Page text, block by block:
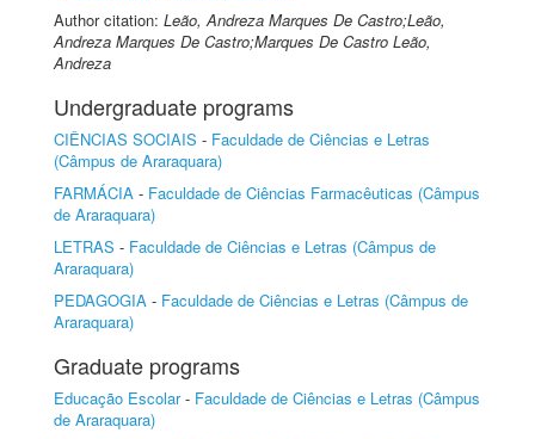
Author citation: Leão, Andreza Marques De Castro;Leão,
Andreza Marques De Castro;Marques De Castro Leão,
Andreza
Undergraduate programs
CIÊNCIAS SOCIAIS - Faculdade de Ciências e Letras
(Câmpus de Araraquara)
FARMÁCIA - Faculdade de Ciências Farmacêuticas (Câmpus
de Araraquara)
LETRAS - Faculdade de Ciências e Letras (Câmpus de
Araraquara)
PEDAGOGIA - Faculdade de Ciências e Letras (Câmpus de
Araraquara)
Graduate programs
Educação Escolar- Faculdade de Ciências e Letras (Câmpus
de Araraquara)